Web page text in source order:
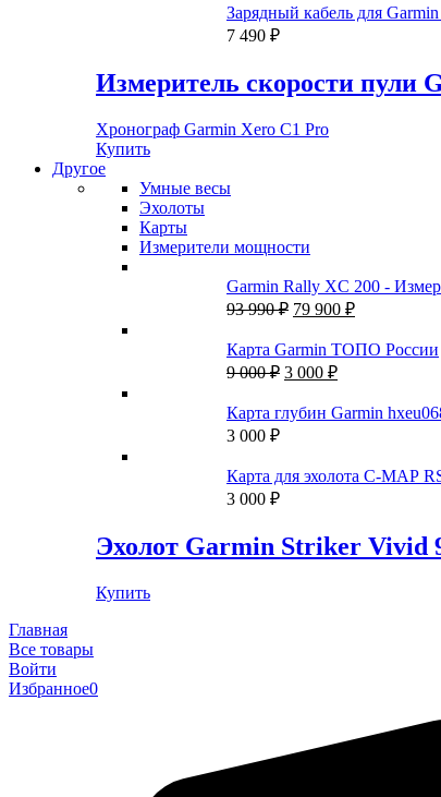
Зарядный кабель для
7 490 ₽
Измеритель скорости пули
Хронограф Garmin Xero C1 Pro
Купить
Другое
Умные весы
Эхолоты
Карты
Измерители мощности
Garmin Rally XC 200 -
93 990₽ Первоначальная
составляла
93
990 ₽.
79 900 ₽Текущая
79
Карта Garmin ТОПО России
9 000₽ Первоначальная
составляла
9
3 000 ₽Текущая
3
Карта глубин Garmin
3 000 ₽
Карта для эхолота C-MAP
3 000 ₽
Эхолот Garmin Striker Vivid
Купить
Главная
Все товары
Войти
Избранное0